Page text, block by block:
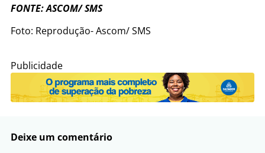
FONTE: ASCOM/ SMS
Foto: Reprodução- Ascom/ SMS
Publicidade
Deixe um comentário